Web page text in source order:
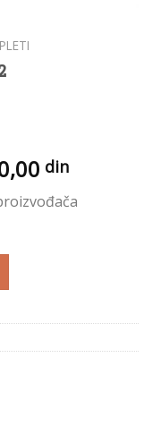
din
cena
je: